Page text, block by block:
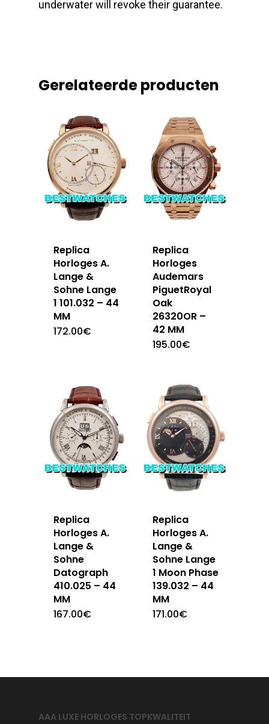
underwater will revoke their guarantee.
Gerelateerde producten
Replica
Horloges A.
Lange &
Sohne Lange
1 101.032 – 44
MM
172.00€
Replica
Horloges
Audemars
PiguetRoyal
Oak
26320OR –
42 MM
195.00€
Replica
Horloges A.
Lange &
Sohne
Datograph
410.025 – 44
MM
167.00€
Replica
Horloges A.
Lange &
Sohne Lange
1 Moon Phase
139.032 – 44
MM
171.00€
AAA LUXE HORLOGES TOPKWALITEIT